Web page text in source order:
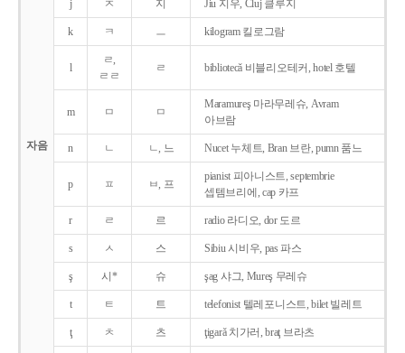
자음
j ㅈ 지 Jiu 지우, Cluj 클루지
k ㅋ ㅡ kilogram 킬로그람
l
ㄹ,
ㄹㄹ
ㄹ bibliotecǎ 비블리오테커, hotel 호텔
m ㅁ ㅁ
Maramureş 마라무레슈, Avram
아브람
n ㄴ ㄴ, 느 Nucet 누체트, Bran 브란, pumn 품느
p ㅍ ㅂ, 프
pianist 피아니스트, septembrie
셉템브리에, cap 카프
r ㄹ 르 radio 라디오, dor 도르
s ㅅ 스 Sibiu 시비우, pas 파스
ş 시* 슈 şag 샤그, Mureş 무레슈
t ㅌ 트 telefonist 텔레포니스트, bilet 빌레트
ţ ㅊ 츠 ţigarǎ 치가러, braţ 브라츠